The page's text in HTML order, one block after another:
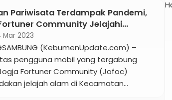
Pariwisata Terdampak Pandemi,
Community Jelajahi
Mar 2023
(KebumenUpdate.com) –
pengguna mobil yang tergabung
Fortuner Community (Jofoc)
jelajah alam di Kecamatan